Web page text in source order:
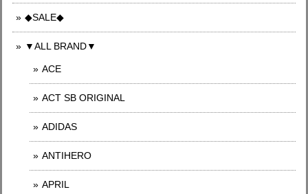
◆SALE◆
▼ALL BRAND▼
ACE
ACT SB ORIGINAL
ADIDAS
ANTIHERO
APRIL